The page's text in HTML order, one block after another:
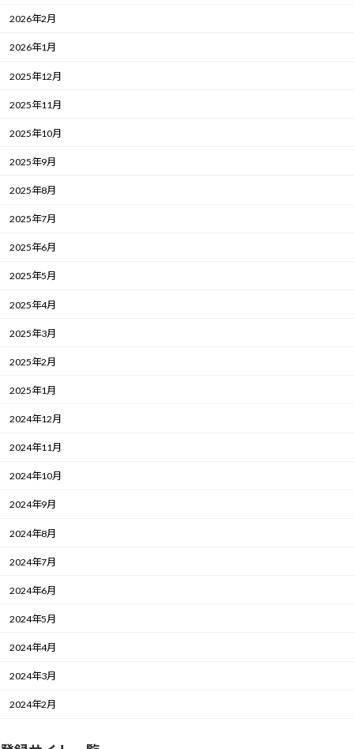
2026年2月
2026年1月
2025年12月
2025年11月
2025年10月
2025年9月
2025年8月
2025年7月
2025年6月
2025年5月
2025年4月
2025年3月
2025年2月
2025年1月
2024年12月
2024年11月
2024年10月
2024年9月
2024年8月
2024年7月
2024年6月
2024年5月
2024年4月
2024年3月
2024年2月